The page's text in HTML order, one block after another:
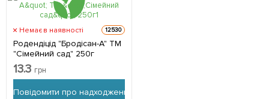
Немає в наявності 12530
Родендіцід "Бродісан-А" ТМ
"Сімейний сад" 250г
13.3 грн
Повідомити про надходження